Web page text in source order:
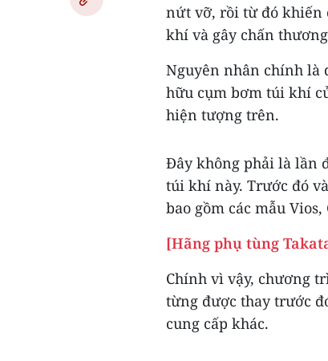
nứt vỡ, rồi từ đó khiến
khí và gây chấn
Nguyên nhân chính là
hữu cụm bơm túi khí
hiện tượng trên.
Đây không phải là lần
túi khí này. Trước đó
bao gồm các mẫu
[Hãng phụ tùng
Chính vì vậy, chương
từng được thay trước
cung cấp khác.